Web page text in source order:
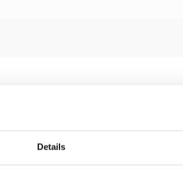
Details